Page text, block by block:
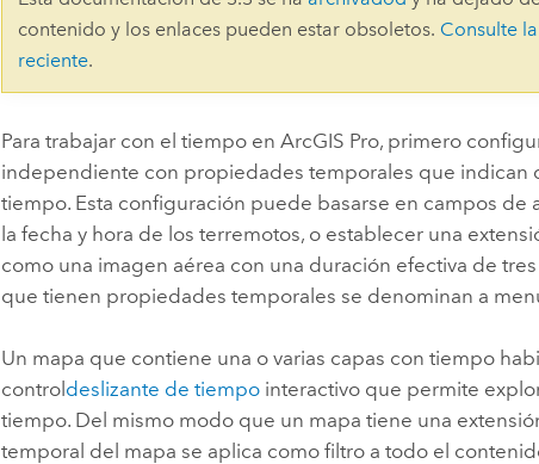
Explorar la
contenido y los enlaces pueden estar obsoletos. Consulte
reciente.
Para trabajar con el tiempo enArcGIS Pro, primero
independiente con propiedades temporales que indican
tiempo. Esta configuración puede basarse en campos de
la fecha y hora de los terremotos, o establecer una
como una imagen aérea con una duración efectiva de tres
que tienen propiedades temporales se denominan a
Un mapa que contiene una o varias capas con tiempo
controldeslizante de tiempo interactivo que permite
tiempo. Del mismo modo que un mapa tiene una
temporal del mapa se aplica como filtro a todo el